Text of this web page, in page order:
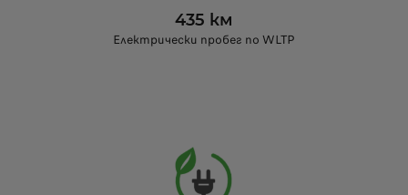
435 км
Електрически пробег по WLTP